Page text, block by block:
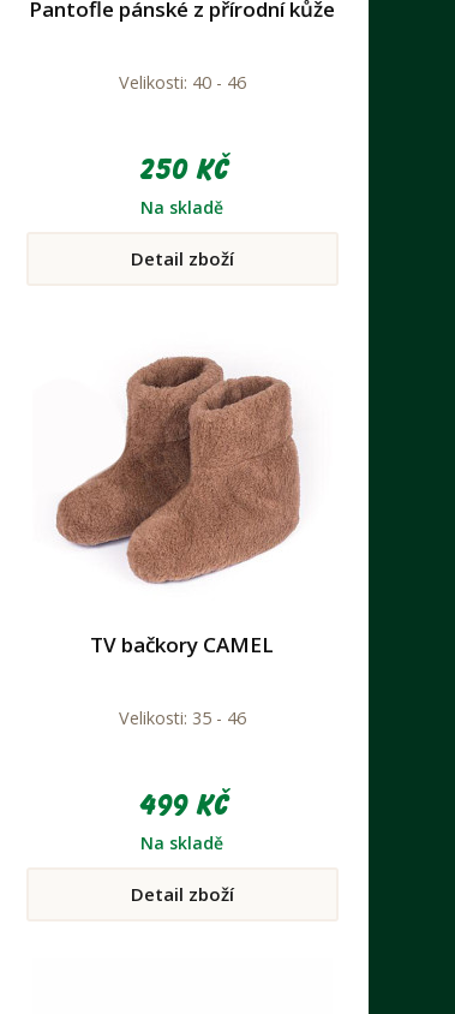
Pantofle pánské z přírodní kůže
Velikosti: 40 - 46
250 Kč
Na skladě
Detail zboží
TV bačkory CAMEL
Velikosti: 35 - 46
499 Kč
Na skladě
Detail zboží